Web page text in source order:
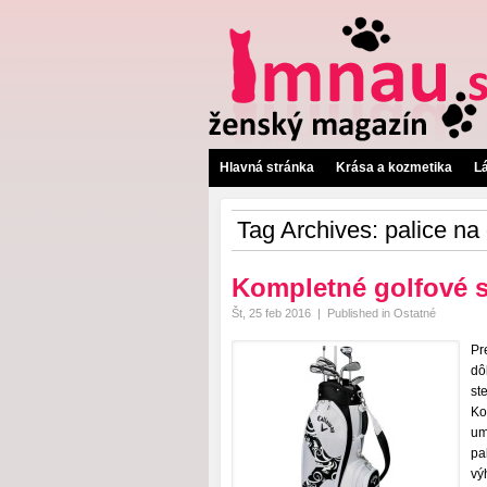
Hlavná stránka Krása a kozmetika
Tag Archives: palice na
Kompletné golfové
Št, 25 feb 2016 | Published in Ostatné